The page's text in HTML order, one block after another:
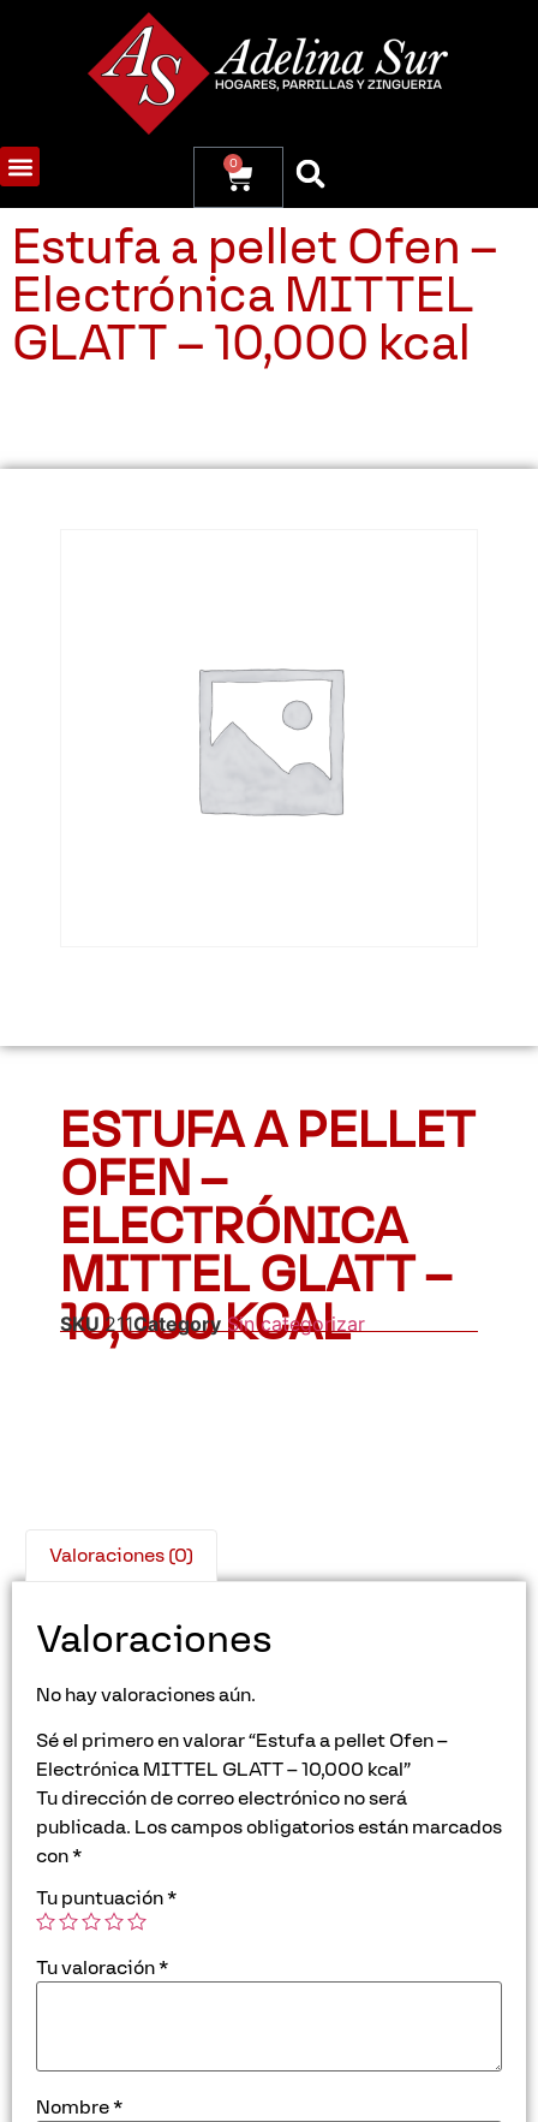
0
Estufa a pellet Ofen –
Electrónica MITTEL
GLATT – 10,000 kcal
ESTUFA A PELLET
OFEN –
ELECTRÓNICA
MITTEL GLATT –
10,000 KCAL
SKU211Category Sin categorizar
Valoraciones (0)
Valoraciones
No hay valoraciones aún.
Sé el primero en valorar “Estufa a pellet Ofen –
Electrónica MITTEL GLATT – 10,000 kcal”
Tu dirección de correo electrónico no será
publicada. Los campos obligatorios están marcados
con*
Tu puntuación*
Tu valoración*
Nombre*